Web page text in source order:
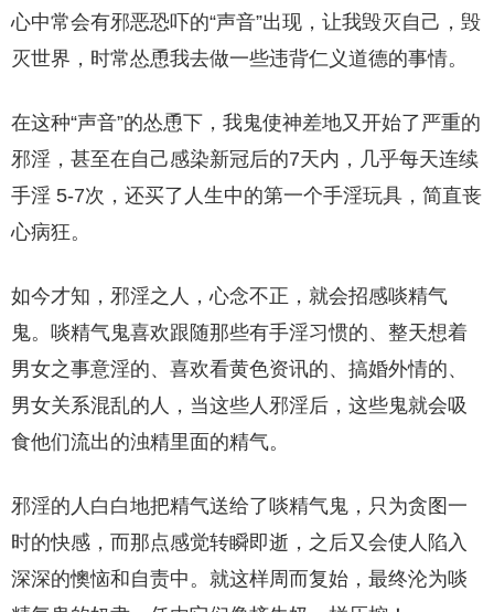
心中常会有邪恶恐吓的“声音”出现，让我毁灭自己，毁
灭世界，时常怂恿我去做一些违背仁义道德的事情。
在这种“声音”的怂恿下，我鬼使神差地又开始了严重的
邪淫，甚至在自己感染新冠后的7天内，几乎每天连续
手淫 5-7次，还买了人生中的第一个手淫玩具，简直丧
心病狂。
如今才知，邪淫之人，心念不正，就会招感啖精气
鬼。啖精气鬼喜欢跟随那些有手淫习惯的、整天想着
男女之事意淫的、喜欢看黄色资讯的、搞婚外情的、
男女关系混乱的人，当这些人邪淫后，这些鬼就会吸
食他们流出的浊精里面的精气。
邪淫的人白白地把精气送给了啖精气鬼，只为贪图一
时的快感，而那点感觉转瞬即逝，之后又会使人陷入
深深的懊恼和自责中。就这样周而复始，最终沦为啖